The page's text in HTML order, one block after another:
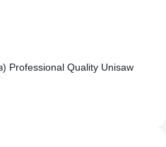
Professional Quality Unisaw